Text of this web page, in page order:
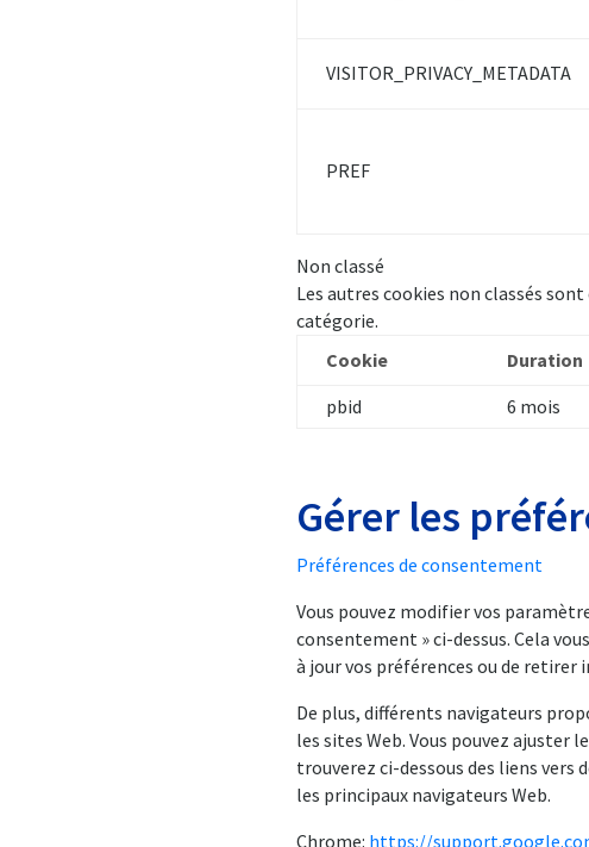
VISITOR_PRIVACY_METADATA
PREF
Non classé
Les autres cookies non classés sont
catégorie.
Cookie
Duration
pbid
6 mois
Gérer les
Préférences de consentement
Vous pouvez modifier vos
consentement » ci-dessus. Cela
à jour vos préférences ou de
De plus, différents navigateurs
les sites Web. Vous pouvez ajuster
trouverez ci-dessous des liens vers
les principaux navigateurs Web.
Chrome: https://